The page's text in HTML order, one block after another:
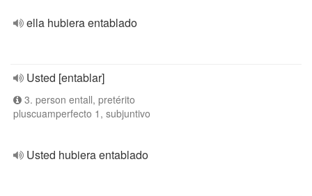
ella hubiera entablado
Usted [entablar]
3. person entall, pretérito
pluscuamperfecto 1, subjuntivo
Usted hubiera entablado